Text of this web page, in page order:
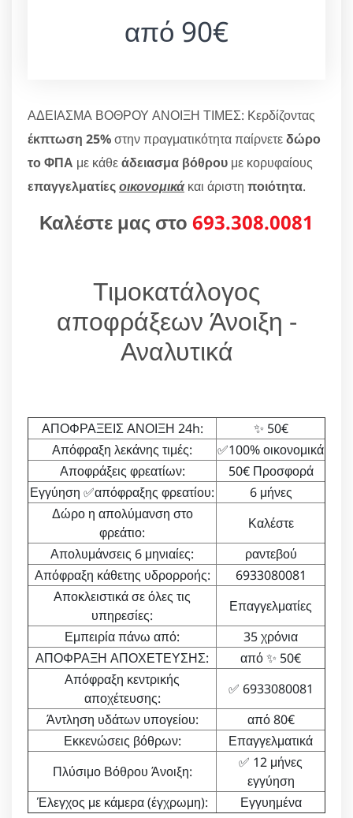
από 90€
ΑΔΕΙΑΣΜΑ ΒΟΘΡΟΥ ΑΝΟΙΞΗ ΤΙΜΕΣ: Κερδίζοντας
έκπτωση 25%στην πραγματικότητα παίρνετεδώρο
το ΦΠΑ με κάθεάδειασμα βόθρου με κορυφαίους
επαγγελματίεςοικονομικάκαι άριστη ποιότητα.
Καλέστε μας στο 693.308.0081
Τιμοκατάλογος
αποφράξεων Άνοιξη -
Αναλυτικά
ΑΠΟΦΡΑΞΕΙΣ ΑΝΟΙΞΗ 24h:
✨ 50€
Απόφραξη λεκάνης τιμές:
✅100% οικονομικά
Αποφράξεις φρεατίων:
50€ Προσφορά
Εγγύηση ✅απόφραξης φρεατίου:
6 μήνες
Δώρο η απολύμανση στο
φρεάτιο:
Καλέστε
Απολυμάνσεις 6 μηνιαίες:
ραντεβού
Απόφραξη κάθετης υδρορροής:
6933080081
Αποκλειστικά σε όλες τις
υπηρεσίες:
Επαγγελματίες
Εμπειρία πάνω από:
35 χρόνια
ΑΠΟΦΡΑΞΗ ΑΠΟΧΕΤΕΥΣΗΣ:
από ✨ 50€
Απόφραξη κεντρικής
αποχέτευσης:
✅ 6933080081
Άντληση υδάτων υπογείου:
από 80€
Εκκενώσεις βόθρων:
Επαγγελματικά
Πλύσιμο Βόθρου Άνοιξη:
✅ 12 μήνες
εγγύηση
Έλεγχος με κάμερα (έγχρωμη):
Εγγυημένα